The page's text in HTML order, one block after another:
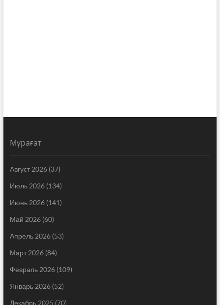
Мұрағат
Август 2026(37)
Июль 2026(134)
Июнь 2026(141)
Май 2026(60)
Апрель 2026(53)
Март 2026(84)
Февраль 2026(109)
Январь 2026(52)
Декабрь 2025 (70)